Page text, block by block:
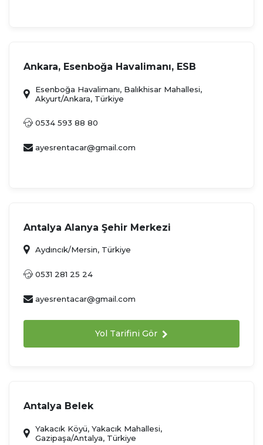
Ankara, Esenboğa Havalimanı, ESB
Esenboğa Havalimanı, Balıkhisar Mahallesi,
Akyurt/Ankara, Türkiye
0534 593 88 80
ayesrentacar@gmail.com
Antalya Alanya Şehir Merkezi
Aydıncık/Mersin, Türkiye
0531 281 25 24
ayesrentacar@gmail.com
Yol Tarifini Gör
Antalya Belek
Yakacık Köyü, Yakacık Mahallesi,
Gazipaşa/Antalya, Türkiye